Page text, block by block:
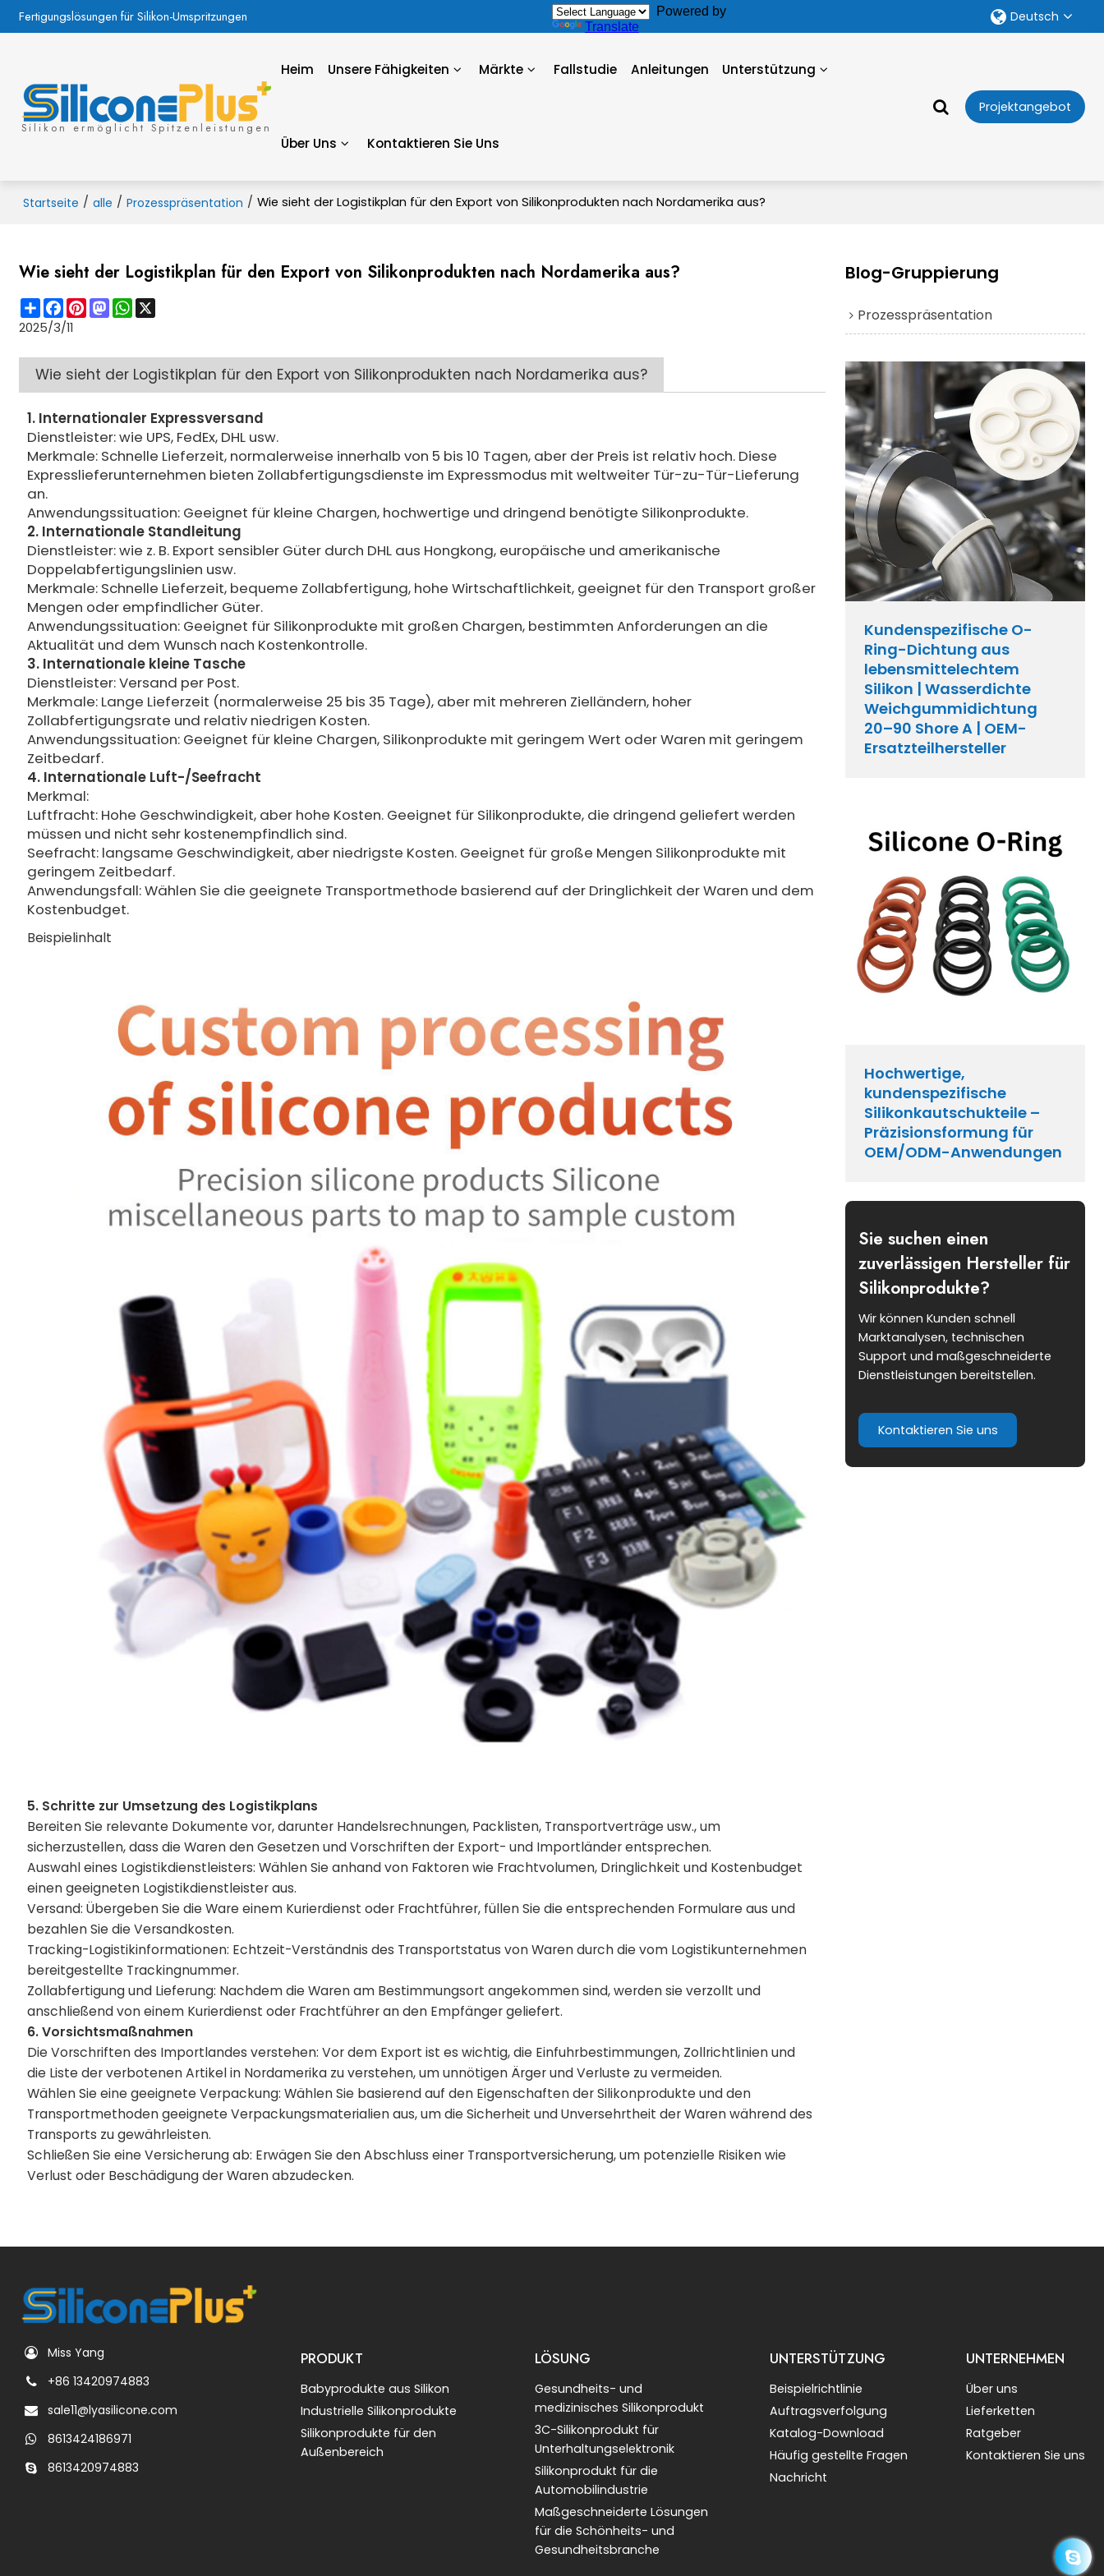
Powered by
Translate
Fertigungslösungen für Silikon-Umspritzungen Deutsch
Silikon ermöglicht Spitzenleistungen
Heim Unsere Fähigkeiten Märkte Fallstudie Anleitungen Unterstützung
Über Uns Kontaktieren Sie Uns
Projektangebot
Startseite / alle / Prozesspräsentation / Wie sieht der Logistikplan für den Export von Silikonprodukten nach Nordamerika aus?
Wie sieht der Logistikplan für den Export von Silikonprodukten nach Nordamerika aus?
ShareFacebook
PinterestMastodon
WhatsApp
2025/3/11
Wie sieht der Logistikplan für den Export von Silikonprodukten nach Nordamerika aus?
1. Internationaler Expressversand
Dienstleister: wie UPS, FedEx, DHL usw.
Merkmale: Schnelle Lieferzeit, normalerweise innerhalb von 5 bis 10 Tagen, aber der Preis ist relativ hoch. Diese
Expresslieferunternehmen bieten Zollabfertigungsdienste im Expressmodus mit weltweiter Tür-zu-Tür-Lieferung
an.
Anwendungssituation: Geeignet für kleine Chargen, hochwertige und dringend benötigte Silikonprodukte.
2. Internationale Standleitung
Dienstleister: wie z. B. Export sensibler Güter durch DHL aus Hongkong, europäische und amerikanische
Doppelabfertigungslinien usw.
Merkmale: Schnelle Lieferzeit, bequeme Zollabfertigung, hohe Wirtschaftlichkeit, geeignet für den Transport großer
Mengen oder empfindlicher Güter.
Anwendungssituation: Geeignet für Silikonprodukte mit großen Chargen, bestimmten Anforderungen an die
Aktualität und dem Wunsch nach Kostenkontrolle.
3. Internationale kleine Tasche
Dienstleister: Versand per Post.
Merkmale: Lange Lieferzeit (normalerweise 25 bis 35 Tage), aber mit mehreren Zielländern, hoher
Zollabfertigungsrate und relativ niedrigen Kosten.
Anwendungssituation: Geeignet für kleine Chargen, Silikonprodukte mit geringem Wert oder Waren mit geringem
Zeitbedarf.
4. Internationale Luft-/Seefracht
Merkmal:
Luftfracht: Hohe Geschwindigkeit, aber hohe Kosten. Geeignet für Silikonprodukte, die dringend geliefert werden
müssen und nicht sehr kostenempfindlich sind.
Seefracht: langsame Geschwindigkeit, aber niedrigste Kosten. Geeignet für große Mengen Silikonprodukte mit
geringem Zeitbedarf.
Anwendungsfall: Wählen Sie die geeignete Transportmethode basierend auf der Dringlichkeit der Waren und dem
Kostenbudget.
Beispielinhalt
5. Schritte zur Umsetzung des Logistikplans
Bereiten Sie relevante Dokumente vor, darunter Handelsrechnungen, Packlisten, Transportverträge usw., um
sicherzustellen, dass die Waren den Gesetzen und Vorschriften der Export- und Importländer entsprechen.
Auswahl eines Logistikdienstleisters: Wählen Sie anhand von Faktoren wie Frachtvolumen, Dringlichkeit und Kostenbudget
einen geeigneten Logistikdienstleister aus.
Versand: Übergeben Sie die Ware einem Kurierdienst oder Frachtführer, füllen Sie die entsprechenden Formulare aus und
bezahlen Sie die Versandkosten.
Tracking-Logistikinformationen: Echtzeit-Verständnis des Transportstatus von Waren durch die vom Logistikunternehmen
bereitgestellte Trackingnummer.
Zollabfertigung und Lieferung: Nachdem die Waren am Bestimmungsort angekommen sind, werden sie verzollt und
anschließend von einem Kurierdienst oder Frachtführer an den Empfänger geliefert.
6. Vorsichtsmaßnahmen
Die Vorschriften des Importlandes verstehen: Vor dem Export ist es wichtig, die Einfuhrbestimmungen, Zollrichtlinien und
die Liste der verbotenen Artikel in Nordamerika zu verstehen, um unnötigen Ärger und Verluste zu vermeiden.
Wählen Sie eine geeignete Verpackung: Wählen Sie basierend auf den Eigenschaften der Silikonprodukte und den
Transportmethoden geeignete Verpackungsmaterialien aus, um die Sicherheit und Unversehrtheit der Waren während des
Transports zu gewährleisten.
Schließen Sie eine Versicherung ab: Erwägen Sie den Abschluss einer Transportversicherung, um potenzielle Risiken wie
Verlust oder Beschädigung der Waren abzudecken.
Blog-Gruppierung
Prozesspräsentation
Kundenspezifische O-
Ring-Dichtung aus
lebensmittelechtem
Silikon | Wasserdichte
Weichgummidichtung
20–90 Shore A | OEM-
Ersatzteilhersteller
Hochwertige,
kundenspezifische
Silikonkautschukteile –
Präzisionsformung für
OEM/ODM-Anwendungen
Sie suchen einen
zuverlässigen Hersteller für
Silikonprodukte?
Wir können Kunden schnell
Marktanalysen, technischen
Support und maßgeschneiderte
Dienstleistungen bereitstellen.
Kontaktieren Sie uns
Miss Yang
+86 13420974883
sale11@lyasilicone.com
8613424186971
8613420974883
PRODUKT
Babyprodukte aus Silikon
Industrielle Silikonprodukte
Silikonprodukte für den
Außenbereich
LÖSUNG
Gesundheits- und
medizinisches Silikonprodukt
3C-Silikonprodukt für
Unterhaltungselektronik
Silikonprodukt für die
Automobilindustrie
Maßgeschneiderte Lösungen
für die Schönheits- und
Gesundheitsbranche
UNTERSTÜTZUNG
Beispielrichtlinie
Auftragsverfolgung
Katalog-Download
Häufig gestellte Fragen
Nachricht
UNTERNEHMEN
Über uns
Lieferketten
Ratgeber
Kontaktieren Sie uns